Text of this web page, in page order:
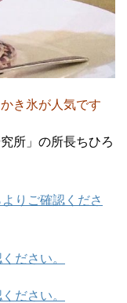
き氷が人気です
所」の所長ちひろ
りご確認くださ
ださい。
ださい。